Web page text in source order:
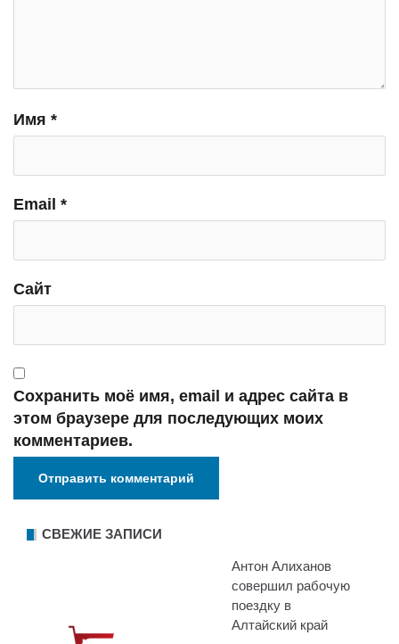
Имя *
Email *
Сайт
Сохранить моё имя, email и адрес сайта в
этом браузере для последующих моих
комментариев.
СВЕЖИЕ ЗАПИСИ
Антон Алиханов
совершил рабочую
поездку в
Алтайский край